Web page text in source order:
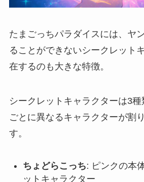
たまごっちパラダイスには、ヤ
ることができないシークレット
在するのも大きな特徴。
シークレットキャラクターは3
ごとに異なるキャラクターが割
す。
ちょどらこっち: ピンクの本
ットキャラクター